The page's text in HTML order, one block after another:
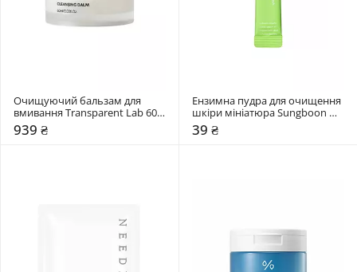
Очищуючий бальзам для
вмивання Transparent Lab 60
мл
939 ₴
Ензимна пудра для очищення
шкіри мініатюра Sungboon
Editor 1,5 мл
39 ₴